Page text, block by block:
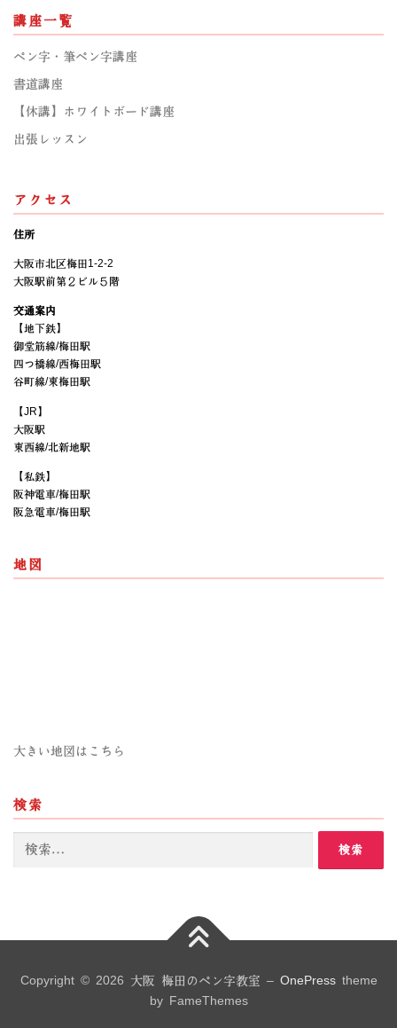
講座一覧
ペン字・筆ペン字講座
書道講座
【休講】ホワイトボード講座
出張レッスン
アクセス
住所
大阪市北区梅田1-2-2
大阪駅前第２ビル５階
交通案内
【地下鉄】
御堂筋線/梅田駅
四つ橋線/西梅田駅
谷町線/東梅田駅
【JR】
大阪駅
東西線/北新地駅
【私鉄】
阪神電車/梅田駅
阪急電車/梅田駅
地図
大きい地図はこちら
検索
Copyright © 2026 大阪 梅田のペン字教室 – OnePresstheme
by FameThemes